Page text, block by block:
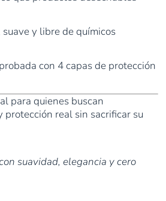
suave y libre de químicos
con 4 capas de protección
para quienes buscan
protección real sin sacrificar su
suavidad, elegancia y cero